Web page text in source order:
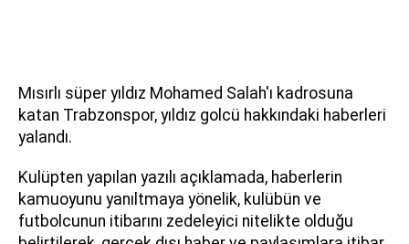
Mısırlı süper yıldız Mohamed Salah'ı kadrosuna
katan Trabzonspor, yıldız golcü hakkındaki haberleri
yalandı.
Kulüpten yapılan yazılı açıklamada, haberlerin
kamuoyunu yanıltmaya yönelik, kulübün ve
futbolcunun itibarını zedeleyici nitelikte olduğu